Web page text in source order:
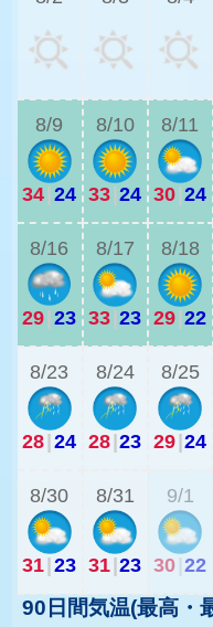
8/9
34|24
8/10
33|24
8/11
30|24
8/16
29|23
8/17
33|23
8/18
29|22
8/23
28|24
8/24
28|23
8/25
29|24
8/30
31|23
8/31
31|23
9/1
30 22
90日間気温(最高・